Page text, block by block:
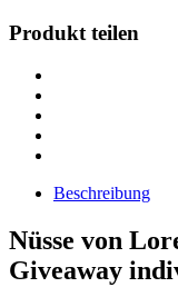
Produkt teilen
Beschreibung
Nüsse von
Giveaway